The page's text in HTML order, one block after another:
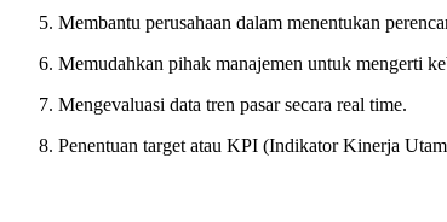
Membantu perusahaan dalam menentukan
Memudahkan pihak manajemen untuk mengerti
Mengevaluasi data tren pasar secara real time.
Penentuan target atau KPI (Indikator Kinerja